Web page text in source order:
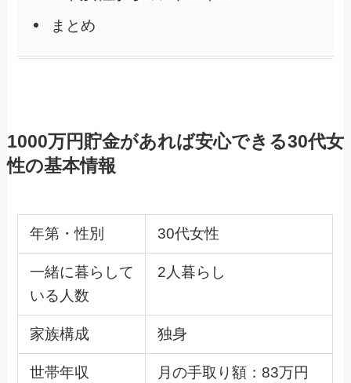
まとめ
1000万円貯金があれば安心できる30代女
性の基本情報
年第・性別 30代女性
一緒に暮らして
いる人数
2人暮らし
家族構成 独身
世帯年収 月の手取り額：83万円